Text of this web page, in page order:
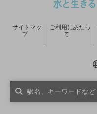
COPYRIGHT ©
サイトマッ
プ
ご利用にあたっ
て